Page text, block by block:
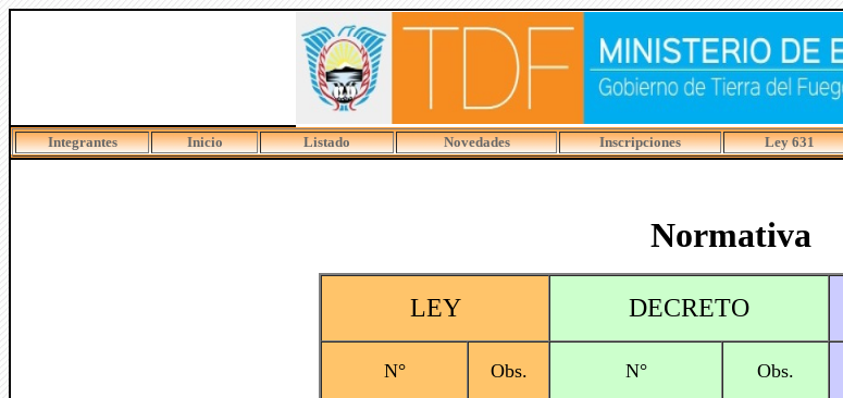
Integrantes Inicio Listado Novedades Inscripciones Ley 631
Normativa
LEY DECRETO
N° Obs. N° Obs.